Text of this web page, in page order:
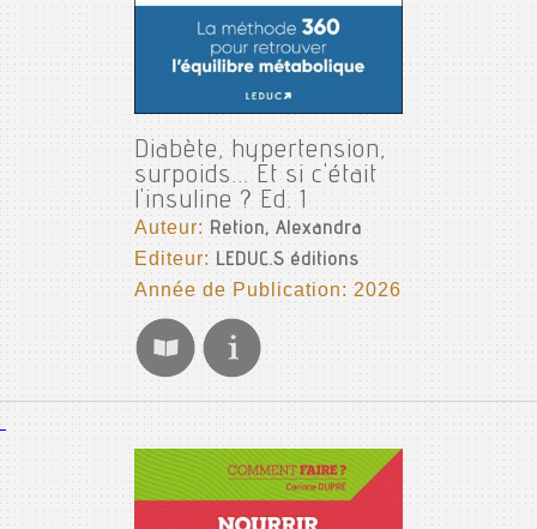
Diabète, hypertension,
surpoids... Et si c'était
l'insuline ? Ed. 1
Auteur:Retion, Alexandra
Editeur: LEDUC.S éditions
Année de Publication: 2026